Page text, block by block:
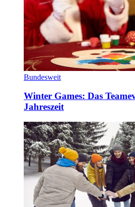
Bundesweit
Winter Games: Das
Jahreszeit